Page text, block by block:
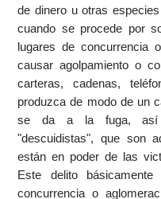
de dinero u otras
cuando se procede por
lugares de concurrencia
causar agolpamiento o
carteras, cadenas,
produzca de modo de un
se da a la fuga, así
"descuidistas", que son
están en poder de las
Este delito
concurrencia o